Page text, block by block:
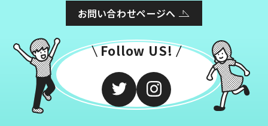
お問い合わせページへ
Follow US!